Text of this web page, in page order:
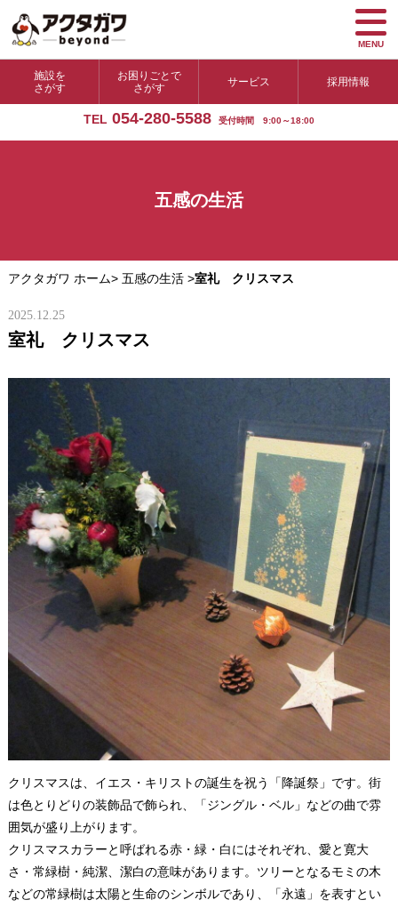
施設を
さがす
お困りごとで
さがす
サービス 採用情報
TEL 054-280-5588 受付時間 9:00～18:00
MENU
五感の生活
アクタガワ ホーム> 五感の生活>室礼 クリスマス
2025.12.25
室礼 クリスマス
クリスマスは、イエス・キリストの誕生を祝う「降誕祭」です。街
は色とりどりの装飾品で飾られ、「ジングル・ベル」などの曲で雰
囲気が盛り上がります。
クリスマスカラーと呼ばれる赤・緑・白にはそれぞれ、愛と寛大
さ・常緑樹・純潔、潔白の意味があります。ツリーとなるモミの木
などの常緑樹は太陽と生命のシンボルであり、「永遠」を表すとい